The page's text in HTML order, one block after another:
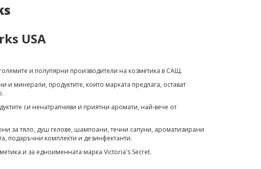
USA
и полупярни производители на козметика в САЩ.
и минерали, продуктите, които марката предлага, остават
си ненатрапчиви и приятни аромати, най-вече от
за тяло, душ гелове, шампоани, течни сапуни, ароматизирани
подаръчни комплекти и дезинфектанти.
и за едноименната марка Victoria's Secret.